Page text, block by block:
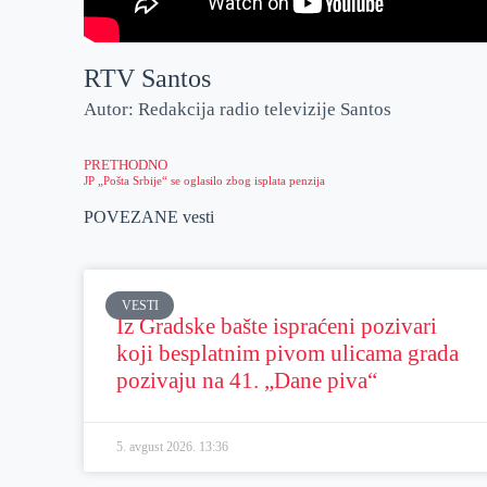
RTV Santos
Autor: Redakcija radio televizije Santos
PRETHODNO
JP „Pošta Srbije“ se oglasilo zbog isplata penzija
POVEZANE vesti
VESTI
Iz Gradske bašte ispraćeni pozivari
koji besplatnim pivom ulicama grada
pozivaju na 41. „Dane piva“
5. avgust 2026. 13:36